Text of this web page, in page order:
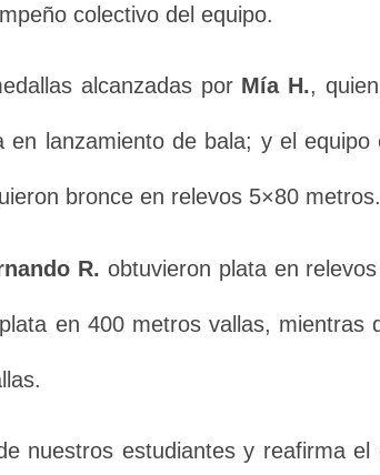
colectivo del equipo.
alcanzadas por Mía H.,
lanzamiento de bala; y el equipo
bronce en relevos 5×80 metros.
R. obtuvieron plata en
en 400 metros vallas, mientras
nuestros estudiantes y reafirma